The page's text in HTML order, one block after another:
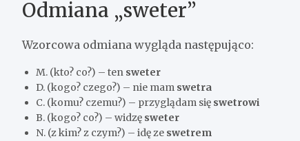
Odmiana „sweter”
Wzorcowa odmiana wygląda następująco:
M. (kto? co?) – ten sweter
D. (kogo? czego?) – nie mam swetra
C. (komu? czemu?) – przyglądam się swetrowi
B. (kogo? co?) – widzę sweter
N. (z kim? z czym?) – idę ze swetrem